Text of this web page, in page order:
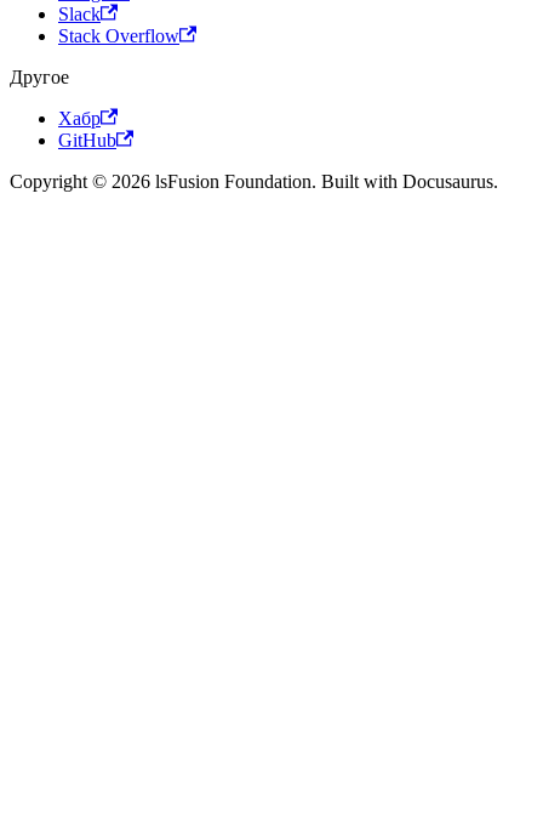
Slack
Stack Overflow
Другое
Хабр
GitHub
Copyright © 2026 lsFusion Foundation. Built with Docusaurus.